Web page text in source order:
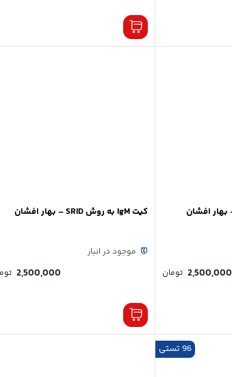
2,500,000 تومان
کیت IgM به روش SRID – بهار افشان
موجود در انبار
2,500,000
96 تستی